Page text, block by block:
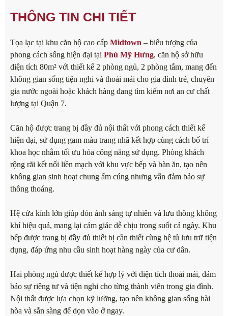
THÔNG TIN CHI TIẾT
Tọa lạc tại khu căn hộ cao cấp Midtown – biểu tượng của
phong cách sống hiện đại tại Phú Mỹ Hưng, căn hộ sở hữu
diện tích 80m² với thiết kế 2 phòng ngủ, 2 phòng tắm, mang đến
không gian sống tiện nghi và thoải mái cho gia đình trẻ, chuyên
gia nước ngoài hoặc khách hàng đang tìm kiếm nơi an cư chất
lượng tại Quận 7.
Căn hộ được trang bị đầy đủ nội thất với phong cách thiết kế
hiện đại, sử dụng gam màu trang nhã kết hợp cùng cách bố trí
khoa học nhằm tối ưu hóa công năng sử dụng. Phòng khách
rộng rãi kết nối liền mạch với khu vực bếp và bàn ăn, tạo nên
không gian sinh hoạt chung ấm cúng nhưng vẫn đảm bảo sự
thông thoáng.
Hệ cửa kính lớn giúp đón ánh sáng tự nhiên và lưu thông không
khí hiệu quả, mang lại cảm giác dễ chịu trong suốt cả ngày. Khu
bếp được trang bị đầy đủ thiết bị cần thiết cùng hệ tủ lưu trữ tiện
dụng, đáp ứng nhu cầu sinh hoạt hàng ngày của cư dân.
Hai phòng ngủ được thiết kế hợp lý với diện tích thoải mái, đảm
bảo sự riêng tư và tiện nghi cho từng thành viên trong gia đình.
Nội thất được lựa chọn kỹ lưỡng, tạo nên không gian sống hài
hòa và sẵn sàng để dọn vào ở ngay.